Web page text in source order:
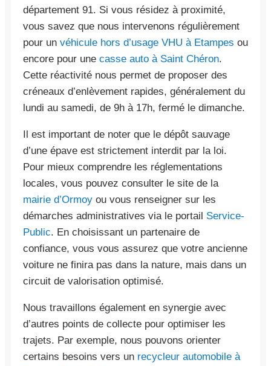
département 91. Si vous résidez à proximité,
vous savez que nous intervenons régulièrement
pour un véhicule hors d’usage VHU à Etampes ou
encore pour une casse auto à Saint Chéron.
Cette réactivité nous permet de proposer des
créneaux d’enlèvement rapides, généralement du
lundi au samedi, de 9h à 17h, fermé le dimanche.
Il est important de noter que le dépôt sauvage
d’une épave est strictement interdit par la loi.
Pour mieux comprendre les réglementations
locales, vous pouvez consulter le site de la
mairie d’Ormoy ou vous renseigner sur les
démarches administratives via le portail Service-
Public. En choisissant un partenaire de
confiance, vous vous assurez que votre ancienne
voiture ne finira pas dans la nature, mais dans un
circuit de valorisation optimisé.
Nous travaillons également en synergie avec
d’autres points de collecte pour optimiser les
trajets. Par exemple, nous pouvons orienter
certains besoins vers un recycleur automobile à